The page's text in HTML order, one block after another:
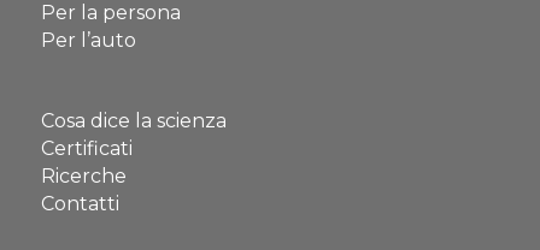
Per la persona
Per l’auto
Cosa dice la scienza
Certificati
Ricerche
Contatti